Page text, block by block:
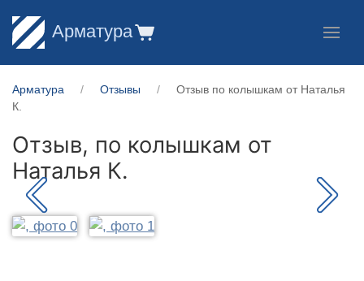
Арматура
Арматура Отзывы
Отзыв по колышкам от Наталья
К.
Отзыв, по колышкам от
Наталья К.